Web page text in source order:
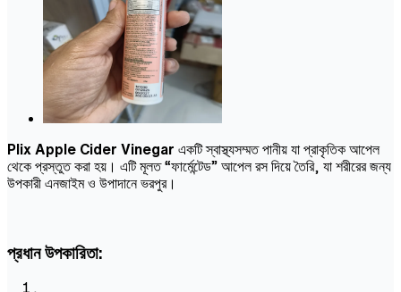
Plix Apple Cider Vinegar একটি স্বাস্থ্যসম্মত পানীয় যা প্রাকৃতিক আপেল
থেকে প্রস্তুত করা হয়। এটি মূলত “ফার্মেন্টেড” আপেল রস দিয়ে তৈরি, যা শরীরের জন্য
উপকারী এনজাইম ও উপাদানে ভরপুর।
প্রধান উপকারিতা: